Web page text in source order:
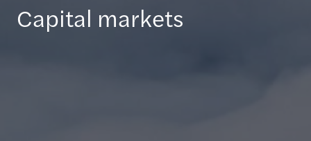
Capital markets